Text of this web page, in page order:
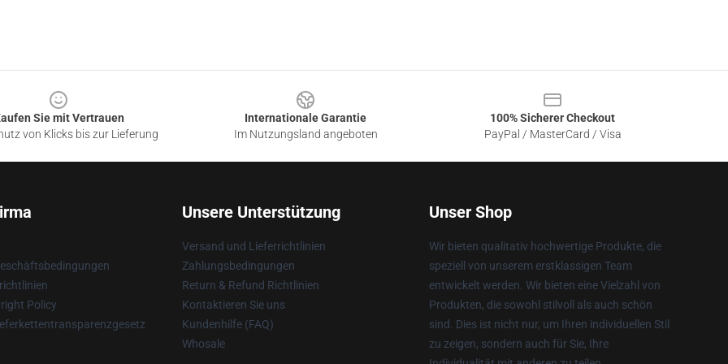
Sie mit Vertrauen
von Klicks bis zur Lieferung
Internationale Garantie
Im Nutzungsland angeboten
100% Sicherer Checkout
PayPal / MasterCard / Visa
Policy
Unsere Unterstützung
Versand und Lieferrichtlinien
Zahlungsbedingungen
Return & Refund Richtlinien
Kontaktieren Sie uns
Kundenhilfe (FAQ)
Whosale
Unser Shop
Wir bieten qualitativ hochwertige Produkte, die
speziell von unserem erstklassigen Team
entwickelt werden. Wir bieten eine Vielzahl von
Produkten, die sowohl stilvoll als auch schön
sind. Dies ist nicht nur, um Ihren individuellen Stil
zu zeigen, sondern auch für Sie, Ihre